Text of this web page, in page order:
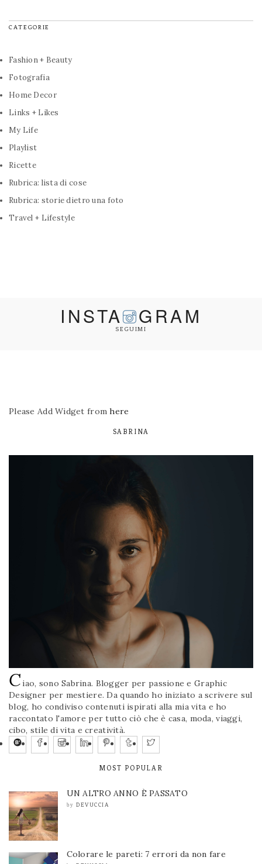
CATEGORIE
Fashion + Beauty
Fotografia
Home Decor
Links + Likes
My Life
Playlist
Ricette
Rubrica: lista di cose
Rubrica: storie dietro una foto
Travel + Lifestyle
INSTA GRAM
SEGUIMI
Please Add Widget fromhere
SABRINA
Ciao, sono Sabrina. Blogger per passione e Graphic
Designer per mestiere. Da quando ho iniziato a scrivere sul
blog, ho condiviso contenuti ispirati alla mia vita e ho
raccontato l'amore per tutto ciò che è casa, moda, viaggi,
cibo, stile di vita e creatività.
MOST POPULAR
UN ALTRO ANNO È PASSATO
by DEVUCCIA
Colorare le pareti: 7 errori da non fare